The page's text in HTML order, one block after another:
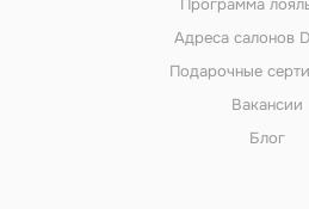
Программа
Адреса салонов
Подарочные
Вакансии
Блог